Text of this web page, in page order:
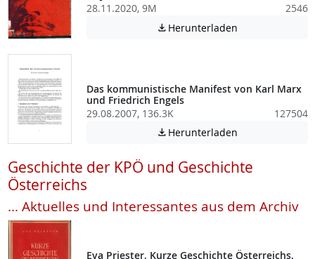
28.11.2020, 9M
2546
 Herunterladen
Das kommunistische Manifest von Karl Marx
und Friedrich Engels
29.08.2007, 136.3K
127504
 Herunterladen
Geschichte der KPÖ und Geschichte
Österreichs
... Aktuelles und Interessantes aus dem Archiv
Eva Priester, Kurze Geschichte Österreichs,